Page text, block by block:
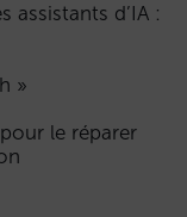
assistants d’IA :
»
le réparer